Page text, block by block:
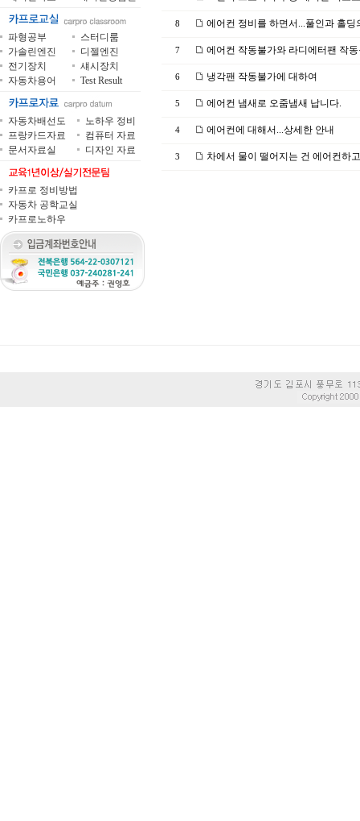
파형공부
스터디룸
가솔린엔진
디젤엔진
전기장치
섀시장치
자동차용어
Test Result
자동차배선도
노하우 정비
프랑카드자료
컴퓨터 자료
문서자료실
디자인 자료
카프로 정비방법
자동차 공학교실
카프로노하우
8 에어컨 정비를 하면서...풀인과 홀딩
7 에어컨 작동불가와 라디에터팬 작
6 냉각팬 작동불가에 대하여
5 에어컨 냄새로 오줌냄새 납니다.
4 에어컨에 대해서...상세한 안내
3 차에서 물이 떨어지는 건 에어컨하